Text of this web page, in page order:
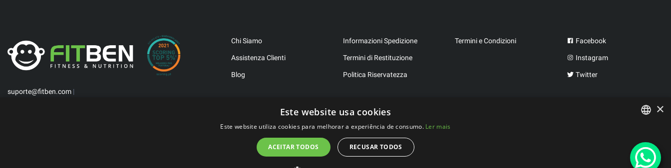
suporte@fitben.com |
Chi Siamo
Assistenza Clienti
Blog
Informazioni Spedizione
Termini di Restituzione
Politica Riservatezza
Termini e Condizioni Facebook
Instagram
Twitter
2023 ©FitBen. Tutti i diritti riservati.
SPANISH
×
Este website usa cookies
Este website utiliza cookies para melhorar a experiência de consumo. Ler mais
ACEITAR TODOS RECUSAR TODOS